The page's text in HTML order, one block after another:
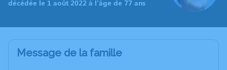
décédée le 1 août 2022 à l'âge de 77 ans
Message de la famille